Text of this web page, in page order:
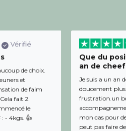
Vérifié
de choix.
et
de faim
fait 2
le
- 4kgs. 👍
Que du
an de
Je suis a un an
doucement
frustration.un
mon cas pour
peut pas faire